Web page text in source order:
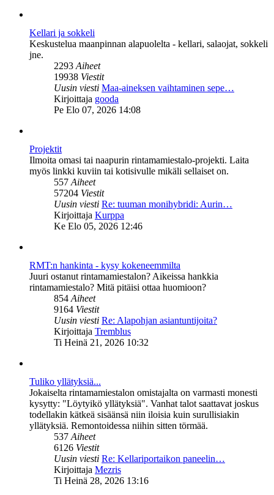
Kellari ja sokkeli
Keskustelua maanpinnan alapuolelta - kellari, salaojat, sokkeli
jne.
2293Aiheet
19938 Viestit
Uusin viesti Maa-aineksen vaihtaminen sepe…
Kirjoittaja gooda
uusin
Pe Elo 07, 2026 14:08
Projektit
Ilmoita omasi tai naapurin rintamamiestalo-projekti. Laita
myös linkki kuviin tai kotisivulle mikäli sellaiset on.
557Aiheet
57204 Viestit
Uusin viesti Re: tuuman monihybridi: Aurin…
Kirjoittaja Kurppa
uusin
Ke Elo 05, 2026 12:46
RMT:n hankinta - kysy kokeneemmilta
Juuri ostanut rintamamiestalon? Aikeissa hankkia
rintamamiestalo? Mitä pitäisi ottaa huomioon?
854Aiheet
9164 Viestit
Uusin viesti Re: Alapohjan asiantuntijoita?
Kirjoittaja TremblusNäytä
uusin
Ti Heinä 21, 2026 10:32
Tuliko yllätyksiä...
Jokaiselta rintamamiestalon omistajalta on varmasti monesti
kysytty: "Löytyikö yllätyksiä". Vanhat talot saattavat joskus
todellakin kätkeä sisäänsä niin iloisia kuin surullisiakin
yllätyksiä. Remontoidessa niihin sitten törmää.
537Aiheet
6126 Viestit
Uusin viesti Re: Kellariportaikon paneelin…
Kirjoittaja MezrisNäytä
uusin
Ti Heinä 28, 2026 13:16